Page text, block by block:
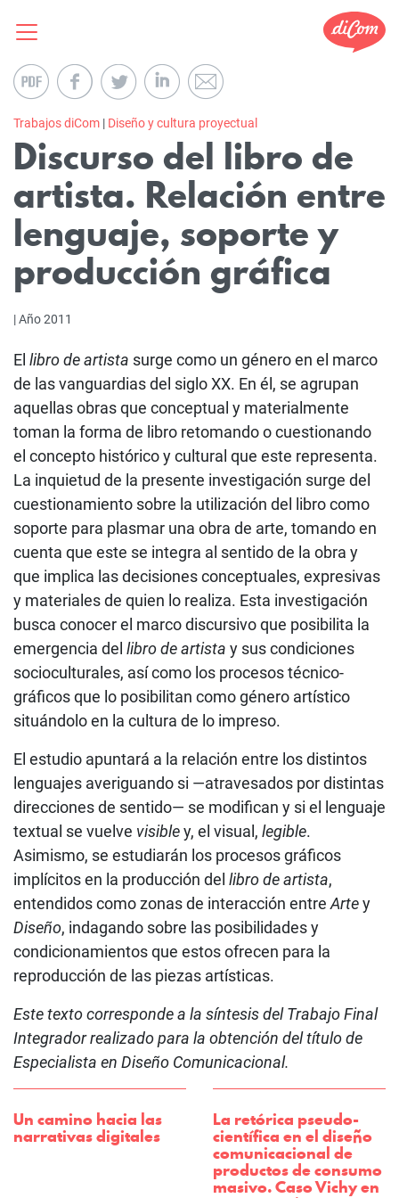
Trabajos diCom | Diseño y cultura proyectual
Discurso del libro de
artista. Relación entre
lenguaje, soporte y
producción gráfica
| Año 2011
El libro de artista surge como un género en el marco
de las vanguardias del siglo XX. En él, se agrupan
aquellas obras que conceptual y materialmente
toman la forma de libro retomando o cuestionando
el concepto histórico y cultural que este representa.
La inquietud de la presente investigación surge del
cuestionamiento sobre la utilización del libro como
soporte para plasmar una obra de arte, tomando en
cuenta que este se integra al sentido de la obra y
que implica las decisiones conceptuales, expresivas
y materiales de quien lo realiza. Esta investigación
busca conocer el marco discursivo que posibilita la
emergencia del libro de artista y sus condiciones
socioculturales, así como los procesos técnico-
gráficos que lo posibilitan como género artístico
situándolo en la cultura de lo impreso.
El estudio apuntará a la relación entre los distintos
lenguajes averiguando si —atravesados por distintas
direcciones de sentido— se modifican y si el lenguaje
textual se vuelve visibley, el visual, legible.
Asimismo, se estudiarán los procesos gráficos
implícitos en la producción del libro de artista,
entendidos como zonas de interacción entre Artey
Diseño, indagando sobre las posibilidades y
condicionamientos que estos ofrecen para la
reproducción de las piezas artísticas.
Este texto corresponde a la síntesis del Trabajo Final
Integrador realizado para la obtención del título de
Especialista en Diseño Comunicacional.
Un camino hacia las
narrativas digitales
La retórica pseudo-
científica en el diseño
comunicacional de
productos de consumo
masivo. Caso Vichy en